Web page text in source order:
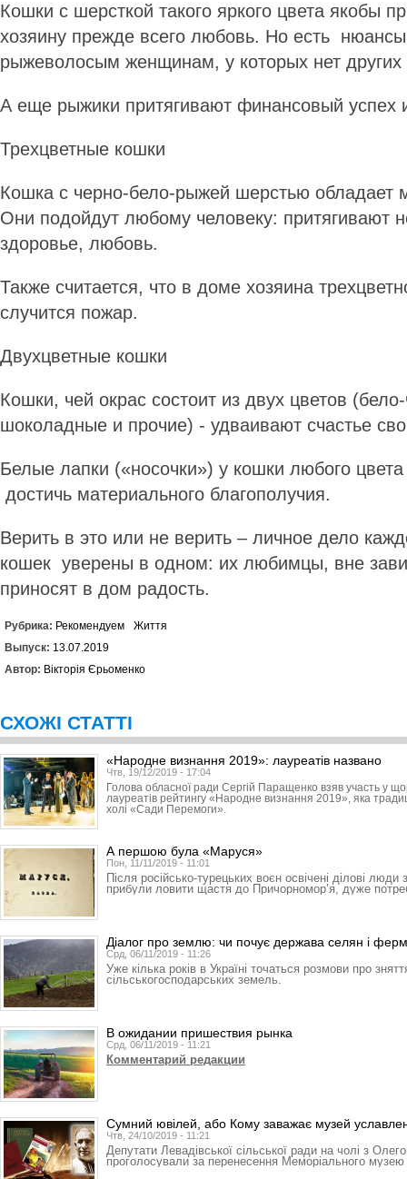
Кошки с шерсткой такого яркого цвета якобы
хозяину прежде всего любовь. Но есть
рыжеволосым женщинам, у которых нет
А еще рыжики притягивают финансовый успех
Трехцветные кошки
Кошка с черно-бело-рыжей шерстью обладает
Они подойдут любому человеку: притягивают
здоровье, любовь.
Также считается, что в доме хозяина
случится пожар.
Двухцветные кошки
Кошки, чей окрас состоит из двух цветов
шоколадные и прочие) - удваивают счастье
Белые лапки («носочки») у кошки любого
достичь материального благополучия.
Верить в это или не верить – личное дело
кошек уверены в одном: их любимцы, вне
приносят в дом радость.
Рубрика: Рекомендуем
Життя
Выпуск: 13.07.2019
Автор: Вікторія Єрьоменко
СХОЖІ СТАТТІ
«Народне визнання 2019»: лауреатів названо
Чтв, 19/12/2019 - 17:04
Голова обласної ради Сергій Паращенко взяв участь у
лауреатів рейтингу «Народне визнання 2019», яка
холі «Сади Перемоги».
А першою була «Маруся»
Пон, 11/11/2019 - 11:01
Після російсько-турецьких воєн освічені ділові люди
прибули ловити щастя до Причорномор’я, дуже
Діалог про землю: чи почує держава селян і
Срд, 06/11/2019 - 11:26
Уже кілька років в Україні точаться розмови про
сільськогосподарських земель.
В ожидании пришествия рынка
Срд, 06/11/2019 - 11:21
Комментарий редакции
Сумний ювілей, або Кому заважає музей
Чтв, 24/10/2019 - 11:21
Депутати Левадівської сіль­ської ради на чолі з
проголосували за перенесення Ме­­­­­­­­­­­­­мо­­­ріального